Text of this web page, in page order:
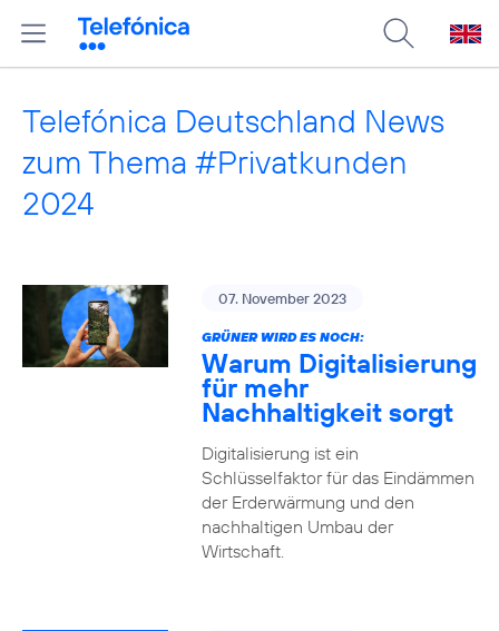
Telefónica Deutschland News
zum Thema #Privatkunden
2024
07. November 2023
GRÜNER WIRD ES NOCH:
Warum Digitalisierung
für mehr
Nachhaltigkeit sorgt
Digitalisierung ist ein
Schlüsselfaktor für das Eindämmen
der Erderwärmung und den
nachhaltigen Umbau der
Wirtschaft.